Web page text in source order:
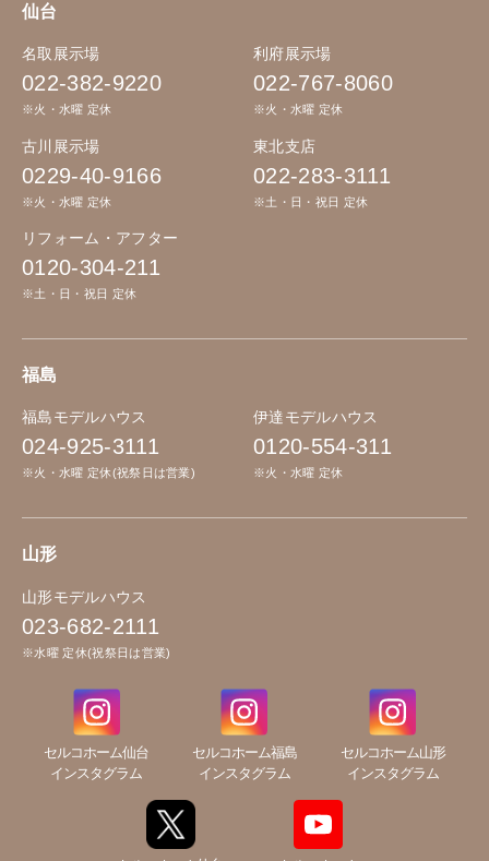
仙台
名取展示場
022-382-9220
※火・水曜 定休
利府展示場
022-767-8060
※火・水曜 定休
古川展示場
0229-40-9166
※火・水曜 定休
東北支店
022-283-3111
※土・日・祝日 定休
リフォーム・アフター
0120-304-211
※土・日・祝日 定休
福島
福島モデルハウス
024-925-3111
※火・水曜 定休(祝祭日は営業)
伊達モデルハウス
0120-554-311
※火・水曜 定休
山形
山形モデルハウス
023-682-2111
※水曜 定休(祝祭日は営業)
セルコホーム仙台
インスタグラム
セルコホーム福島
インスタグラム
セルコホーム山形
インスタグラム